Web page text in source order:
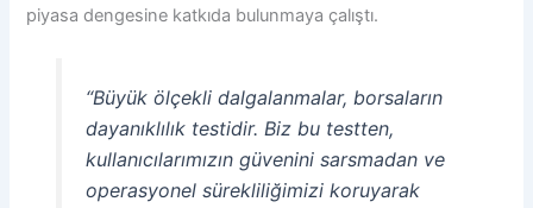
piyasa dengesine katkıda bulunmaya çalıştı.
“Büyük ölçekli dalgalanmalar, borsaların
dayanıklılık testidir. Biz bu testten,
kullanıcılarımızın güvenini sarsmadan ve
operasyonel sürekliliğimizi koruyarak